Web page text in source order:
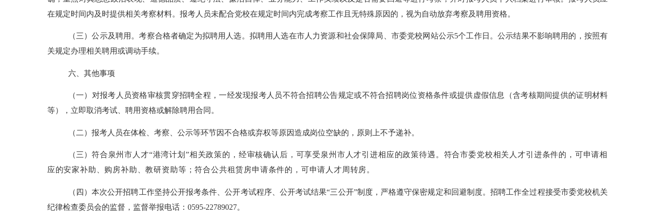
在规定时间内及时提供相关考察材料。报考人员未配合党校在规定时间内完成考察工作且无特殊原因的，视为自动放弃考察及聘用资格。
（三）公示及聘用。考察合格者确定为拟聘用人选。拟聘用人选在市人力资源和社会保障局、 市委党校网站公示5个工作日。公示结果不影响聘用的，按照有
关规定办理相关聘用或调动手续。
六、其他事项
（一）对报考人员资格审核贯穿招聘全程，一经发现报考人员不符合招聘公告规定或不符合招聘岗位资格条件或提供虚假信息（含考核期间提供的证明材料
等），立即取消考试、聘用资格或解除聘用合同。
（二）报考人员在体检、 考察 、公示等环节因不合格或弃权等原因造成岗位空缺的， 原则上不予递补。
（三） 符合泉州市人才“港湾计划”相关政策的，经审核确认后，可享受泉州市人才引进相应的政策待遇。符合市委党校相关人才引进条件的，可申请相
应的安家补助、购房补助、教研资助等 ；符合公共租赁房申请条件的，可申请人才周转房。
（ 四 ）本次公开招聘工作坚持公开报考条件、公开考试程序、公开考试结果“三公开”制度，严格遵守保密规定和回避制度。招聘工作全过程接受市委党校机关
纪律检查委员会的监督，监督举报电话： 0595-22789027。